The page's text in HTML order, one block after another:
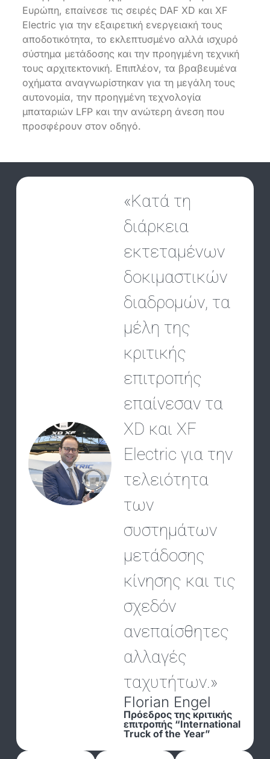
Ευρώπη, επαίνεσε τις σειρές DAF XD και XF
Electric για την εξαιρετική ενεργειακή τους
αποδοτικότητα, το εκλεπτυσμένο αλλά ισχυρό
σύστημα μετάδοσης και την προηγμένη τεχνική
τους αρχιτεκτονική. Επιπλέον, τα βραβευμένα
οχήματα αναγνωρίστηκαν για τη μεγάλη τους
αυτονομία, την προηγμένη τεχνολογία
μπαταριών LFP και την ανώτερη άνεση που
προσφέρουν στον οδηγό.
«Κατά τη
διάρκεια
εκτεταμένων
δοκιμαστικών
διαδρομών, τα
μέλη της
κριτικής
επιτροπής
επαίνεσαν τα
XD και XF
Electric για την
τελειότητα
των
συστημάτων
μετάδοσης
κίνησης και τις
σχεδόν
ανεπαίσθητες
αλλαγές
ταχυτήτων.»
Florian Engel
Πρόεδρος της κριτικής
επιτροπής “International
Truck of the Year”